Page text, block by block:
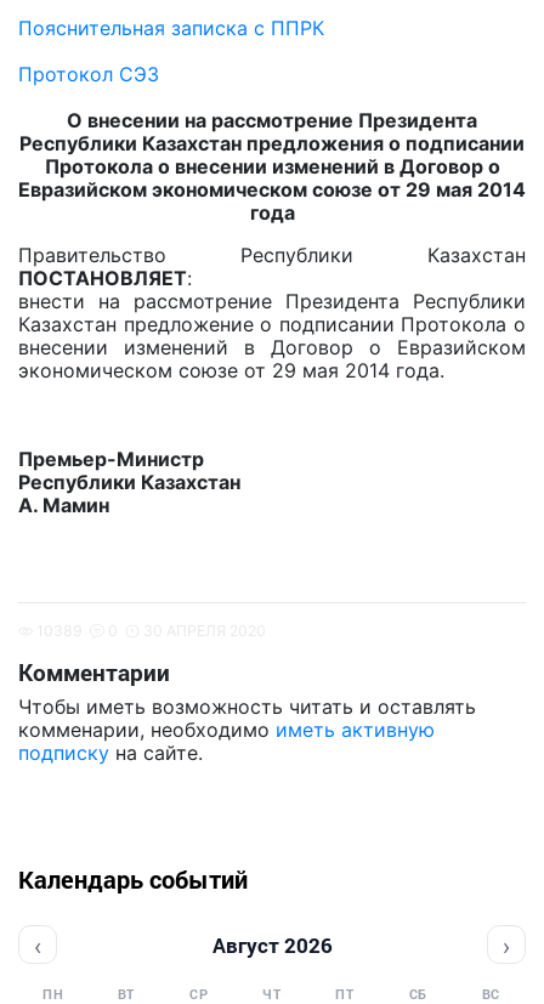
Пояснительная записка с ППРК
Протокол СЭЗ
О внесении на рассмотрение Президента
Республики Казахстан предложения о подписании
Протокола о внесении изменений в Договор о
Евразийском экономическом союзе от 29 мая 2014
года
Правительство Республики Казахстан
ПОСТАНОВЛЯЕТ:
внести на рассмотрение Президента Республики
Казахстан предложение о подписании Протокола о
внесении изменений в Договор о Евразийском
экономическом союзе от 29 мая 2014 года.
Премьер-Министр
Республики Казахстан
А. Мамин
Комментарии
Чтобы иметь возможность читать и оставлять
комменарии, необходимо иметь активную
подписку на сайте.
Календарь событий
‹ Август 2026 ›
ПН ВТ СР ЧТ ПТ СБ ВС